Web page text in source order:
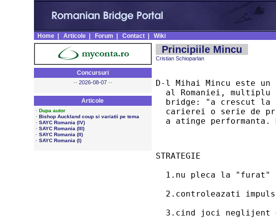
Home| Articole| Forum Contact| Wiki
Concursuri
·· 2026-08-07 ··
Articole
· Dupa autor
· Bishop Auckland coup si variatii pe tema
· SAYC Romania (IV)
· SAYC Romania (III)
· SAYC Romania (II)
· SAYC Romania (I)
Principiile Mincu
Cristian Schioparlan
D-l Mihai Mincu este
al Romaniei, multiplu
bridge: "a crescut la
carierei o serie de
a atinge performanta.
STRATEGIE
1.nu pleca la "furat"
2.controleazati
3.cind joci neglijent